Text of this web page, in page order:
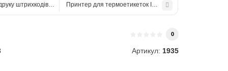
штрихкодів IDPRT IT4S (300 dpi,USB+Ethernet)
Принтер для термоетикеток IDPRT IT4X (203
0
Артикул: 1935